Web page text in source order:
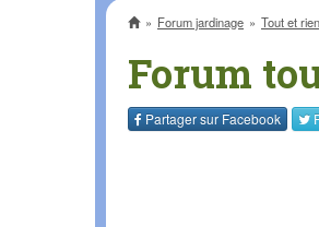
AccueilForum jardinage Tout et rien
Forum
Partager sur Facebook